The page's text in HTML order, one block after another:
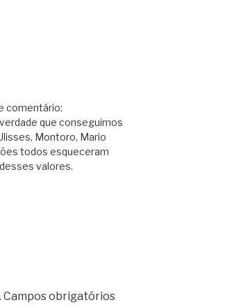
comentário:
que conseguimos
Montoro, Mario
todos esqueceram
valores.
Campos obrigatórios